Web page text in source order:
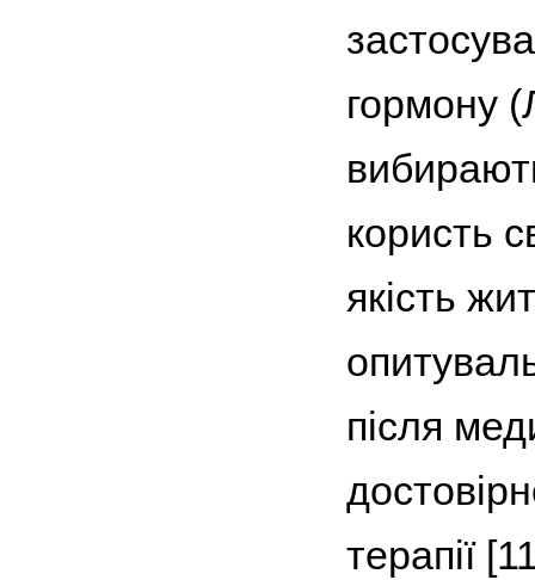
гормону
користь
якість
після
терапії